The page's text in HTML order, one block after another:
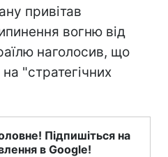
привітав
вогню від
наголосив, що
"стратегічних
Підпишіться на
в Google!